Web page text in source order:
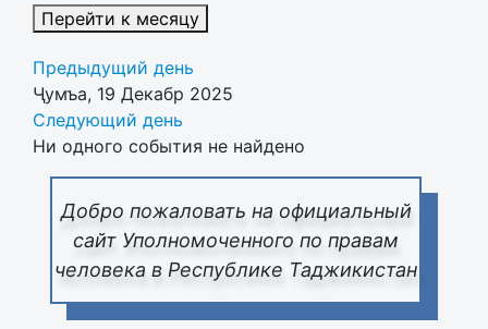
Добро пожаловать на официальный
сайт Уполномоченного по правам
человека в Республике Таджикистан
Перейти к месяцу
Предыдущий день
Ҷумъа, 19 Декабр 2025
Следующий день
Ни одного события не найдено